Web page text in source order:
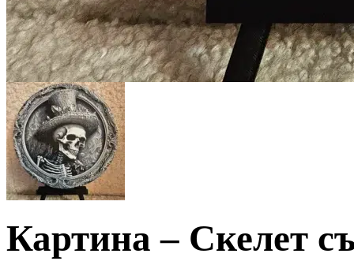
Картина – Скелет